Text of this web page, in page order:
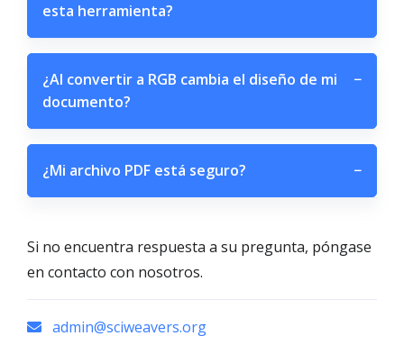
esta herramienta?
¿Al convertir a RGB cambia el diseño de mi
documento?
−
¿Mi archivo PDF está seguro? −
Si no encuentra respuesta a su pregunta, póngase
en contacto con nosotros.
admin@sciweavers.org